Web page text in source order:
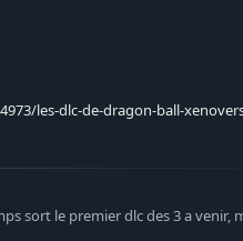
les-dlc-de-dragon-ball-
sort le premier dlc des 3 a venir,